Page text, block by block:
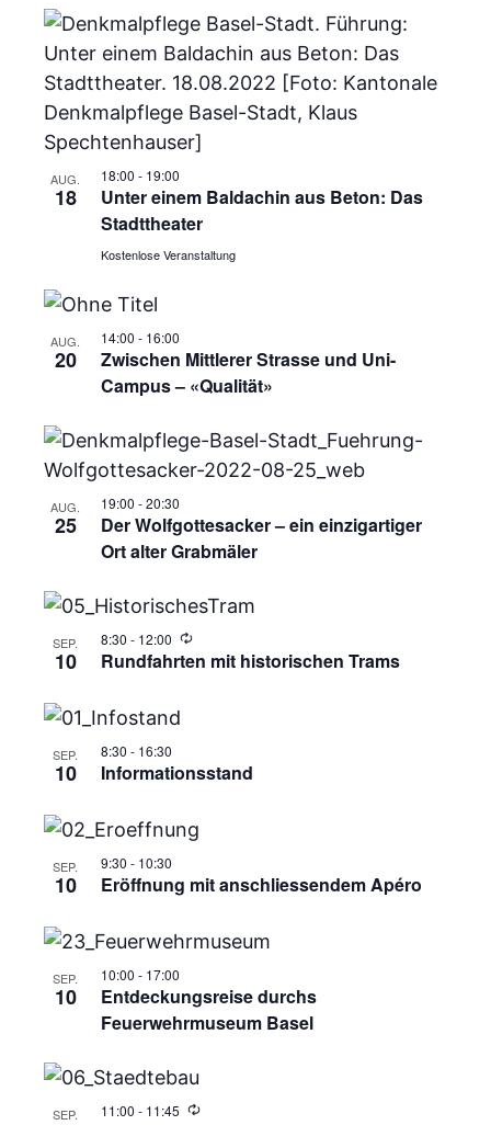
N
a
i
n
AUG.
18
18:00 - 19:00
Unter einem Baldachin aus Beton: Das
Stadttheater
Kostenlose Veranstaltung
AUG.
20
14:00 - 16:00
Zwischen Mittlerer Strasse und Uni-
Campus – «Qualität»
AUG.
25
19:00 -20:30
Der Wolfgottesacker – ein einzigartiger
Ort alter Grabmäler
SEP.
10
8:30 - 12:00
Rundfahrten mit historischen Trams
SEP.
10
8:30 - 16:30
Informationsstand
SEP.
10
9:30 - 10:30
Eröffnung mit anschliessendem Apéro
SEP.
10
10:00 - 17:00
Entdeckungsreise durchs
Feuerwehrmuseum Basel
SEP. 11:00 - 11:45